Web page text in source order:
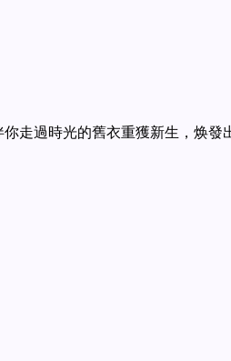
走過時光的舊衣重獲新生，焕